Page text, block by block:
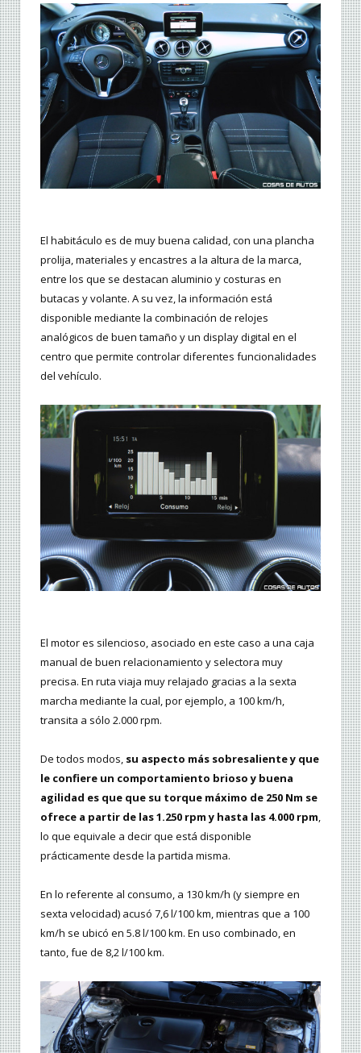
El habitáculo es de muy buena calidad, con una plancha
prolija, materiales y encastres a la altura de la marca,
entre los que se destacan aluminio y costuras en
butacas y volante. A su vez, la información está
disponible mediante la combinación de relojes
analógicos de buen tamaño y un display digital en el
centro que permite controlar diferentes funcionalidades
del vehículo.
El motor es silencioso, asociado en este caso a una caja
manual de buen relacionamiento y selectora muy
precisa. En ruta viaja muy relajado gracias a la sexta
marcha mediante la cual, por ejemplo, a 100 km/h,
transita a sólo 2.000 rpm.
De todos modos, su aspecto más sobresaliente y que
le confiere un comportamiento brioso y buena
agilidad es que que su torque máximo de 250 Nm se
ofrece a partir de las 1.250 rpm y hasta las 4.000 rpm,
lo que equivale a decir que está disponible
prácticamente desde la partida misma.
En lo referente al consumo, a 130 km/h (y siempre en
sexta velocidad) acusó 7,6 l/100 km, mientras que a 100
km/h se ubicó en 5.8 l/100 km. En uso combinado, en
tanto, fue de 8,2 l/100 km.